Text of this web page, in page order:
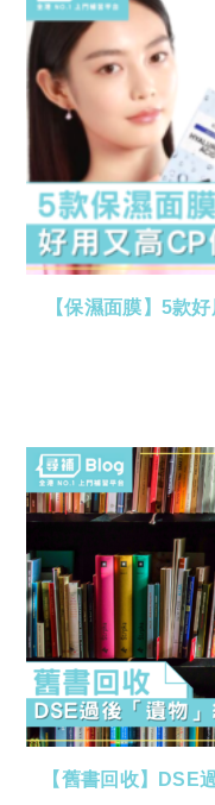
【保濕面膜】5款
【舊書回收】DSE